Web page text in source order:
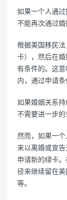
如果一个人通
不能再次通过婚
根据美国移民
卡），然后在
有条件的。这
内，通过申请条
如果婚姻关系持
不需要进一步的
然而，如果一
来以离婚或宣
申请新的绿卡
径来继续留在
等。